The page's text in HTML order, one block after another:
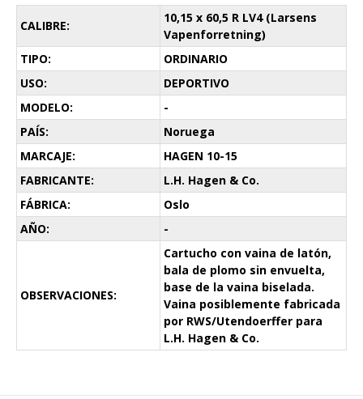
CALIBRE:
10,15 x 60,5 R LV4 (Larsens
Vapenforretning)
TIPO:
ORDINARIO
USO:
DEPORTIVO
MODELO:
-
PAÍS:
Noruega
MARCAJE:
HAGEN 10-15
FABRICANTE:
L.H. Hagen & Co.
FÁBRICA:
Oslo
AÑO:
-
OBSERVACIONES:
Cartucho con vaina de latón,
bala de plomo sin envuelta,
base de la vaina biselada.
Vaina posiblemente fabricada
por RWS/Utendoerffer para
L.H. Hagen & Co.